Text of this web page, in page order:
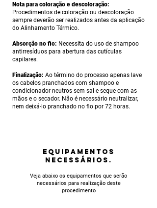
Nota para coloração e descoloração:
Procedimentos de coloração ou descoloração
sempre deverão ser realizados antes da aplicação
do Alinhamento Térmico.
Absorção no fio: Necessita do uso de shampoo
antirresíduos para abertura das cutículas
capilares.
Finalização: Ao término do processo apenas lave
os cabelos pranchados com shampoo e
condicionador neutros sem sal e seque com as
mãos e o secador. Não é necessário neutralizar,
nem deixá-lo pranchado no fio por 72 horas.
equipamentos
NECESSÁRIOS.
Veja abaixo os equipamentos que serão
necessários para realização deste
procedimento